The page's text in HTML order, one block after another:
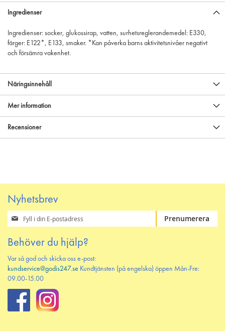
Ingredienser
Ingredienser: socker, glukossirap, vatten, surhetsreglerandemedel: E330,
färger: E122*, E133, smaker. *Kan påverka barns aktivitetsnivåer negativt
och försämra vakenhet.
Näringsinnehåll
Mer information
Recensioner
Nyhetsbrev
Prenumerera
på
nyhetsbrev
Prenumerera
Behöver du hjälp?
Var så god och skicka oss e-post:
kundservice@godis247.se Kundtjänsten (på engelska) öppen Mån-Fre:
09.00-15.00